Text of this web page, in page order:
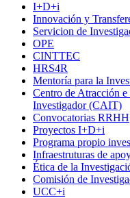
I+D+i
Innovación y
Servicion de
OPE
CINTTEC
HRS4R
Mentoría para la
Centro de Atracción
Investigador (CAIT)
Convocatorias RRHH
Proyectos I+D+i
Programa propio
Infraestruturas de
Ética de la
Comisión de
UCC+i